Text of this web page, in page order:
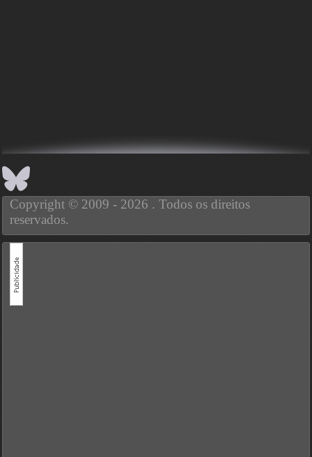
Copyright © 2009 - 2026 . Todos os direitos
reservados.